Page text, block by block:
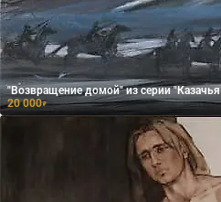
"Возвращение домой" из серии
20 000₽